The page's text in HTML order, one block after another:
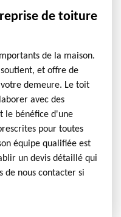
de toiture
de la maison.
et offre de
demeure. Le toit
avec des
le bénéfice d'une
pour toutes
équipe qualifiée est
un devis détaillé qui
de nous contacter si